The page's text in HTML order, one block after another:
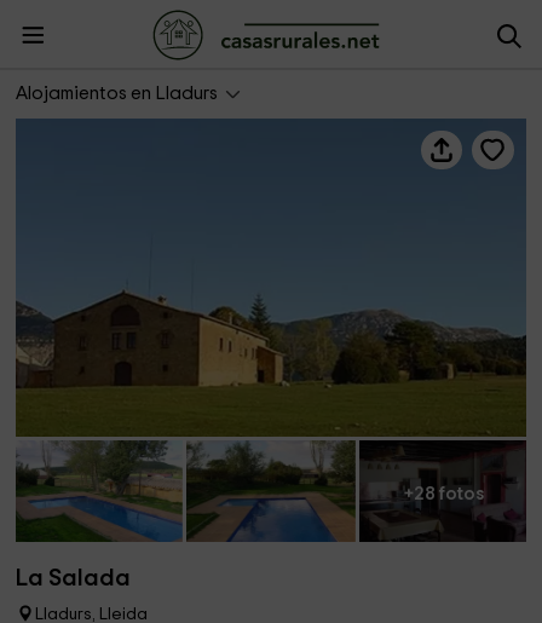
Alojamientos en Lladurs
+28 fotos
La Salada
Lladurs, Lleida